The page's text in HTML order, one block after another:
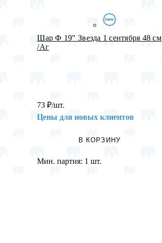
Шар Ф 19" Звезда 1 сентября 48 см
/Аг
73₽/шт.
Цены для новых клиентов
В КОРЗИНУ
Мин. партия: 1 шт.